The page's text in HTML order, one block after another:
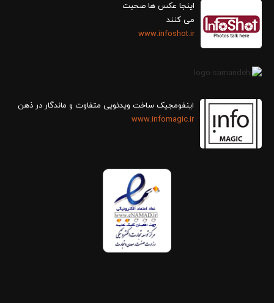
اینجا عکس ها صحبت
می کنند
www.infoshot.ir
اینفومجیک ساخت ویدئویی متفاوت و ماندگار در ذهن
www.infomagic.ir